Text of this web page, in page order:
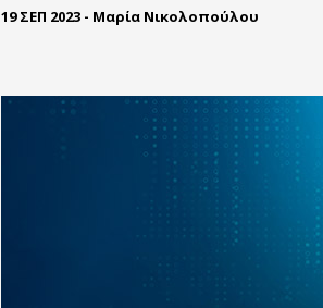
19 ΣΕΠ 2023 - Μαρία Νικολοπούλου